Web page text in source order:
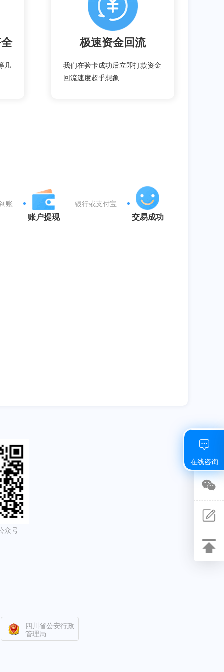
几
极速资金回流
我们在验卡成功后立即打款资金
回流速度超乎想象
账
账户提现
银行或支付宝
交易成功
众号
四川省公安行政
管理局
在线咨询
微信
反馈